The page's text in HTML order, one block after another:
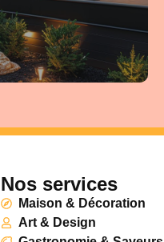
Nos services
Maison & Décoration
Art & Design